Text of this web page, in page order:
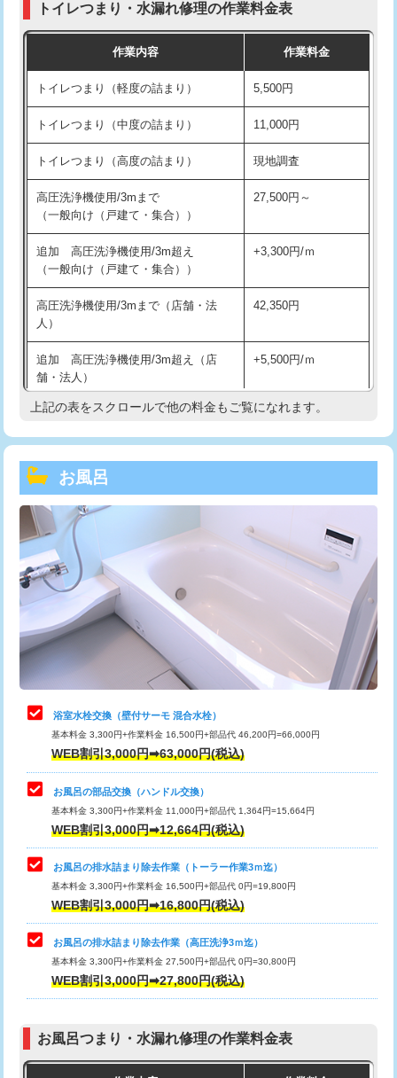
トイレつまり・水漏れ修理の作業料金表
作業内容 作業料金
トイレつまり（軽度の詰まり） 5,500円
トイレつまり（中度の詰まり） 11,000円
トイレつまり（高度の詰まり） 現地調査
高圧洗浄機使用/3mまで
（一般向け（戸建て・集合））
27,500円～
追加 高圧洗浄機使用/3m超え
（一般向け（戸建て・集合））
+3,300円/ｍ
高圧洗浄機使用/3mまで（店舗・法
人）
42,350円
追加 高圧洗浄機使用/3m超え（店
舗・法人）
+5,500円/ｍ
高度高圧洗浄換 現地調査
トーラー機使用/3mまで
追加トーラー機使用/3m超え
カメラ調査 33,000円
桝清掃 8,800円
止水・漏水調査・防水処理・清掃・修
理・調整・分解・加工など（軽作業）
止水・漏水調査・防水処理・清掃・修
理・調整・分解・加工など（中作業）
22,000円
止水・漏水調査・防水処理・清掃・修
理・調整・分解・加工など（重作業）
33,000円
トイレタンク脱着
トイレ便器脱着
タンクレストイレ脱着 33,000円
小便器トイレ脱着
その他部品の脱着 8,800円～
交換・取付（タンク）
交換・取付（普通便座） 11,000円+材料費
上記の表をスクロールで他の料金もご覧になれます。
お風呂
浴室水栓交換（壁付サーモ 混合水栓）
基本料金 3,300円+作業料金 16,500円+部品代 46,200円=66,000円
WEB割引3,000円➡63,000円(税込)
お風呂の部品交換（ハンドル交換）
基本料金 3,300円+作業料金 11,000円+部品代 1,364円=15,664円
WEB割引3,000円➡12,664円(税込)
お風呂の排水詰まり除去作業（トーラー作業3ｍ迄）
基本料金 3,300円+作業料金 16,500円+部品代 0円=19,800円
WEB割引3,000円➡16,800円(税込)
お風呂の排水詰まり除去作業（高圧洗浄3ｍ迄）
基本料金 3,300円+作業料金 27,500円+部品代 0円=30,800円
WEB割引3,000円➡27,800円(税込)
お風呂つまり・水漏れ修理の作業料金表